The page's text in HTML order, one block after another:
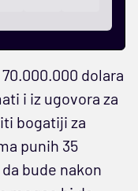
dolara
i iz ugovora za
bogatiji za
punih 35
bude nakon